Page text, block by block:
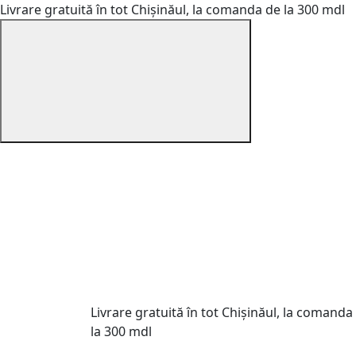
Livrare gratuită în tot Chișinăul, la comanda de la 300 mdl
Livrare gratuită în tot Chișinăul, la comanda
la 300 mdl